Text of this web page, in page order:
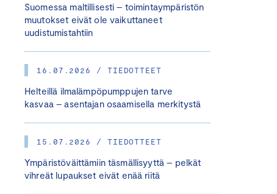
Suomessa maltillisesti – toimintaympäristön
muutokset eivät ole vaikuttaneet
uudistumistahtiin
16.07.2026 / TIEDOTTEET
Helteillä ilmalämpöpumppujen tarve
kasvaa – asentajan osaamisella merkitystä
15.07.2026 / TIEDOTTEET
Ympäristöväittämiin täsmällisyyttä – pelkät
vihreät lupaukset eivät enää riitä